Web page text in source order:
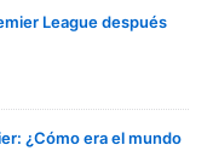
League después
¿Cómo era el mundo